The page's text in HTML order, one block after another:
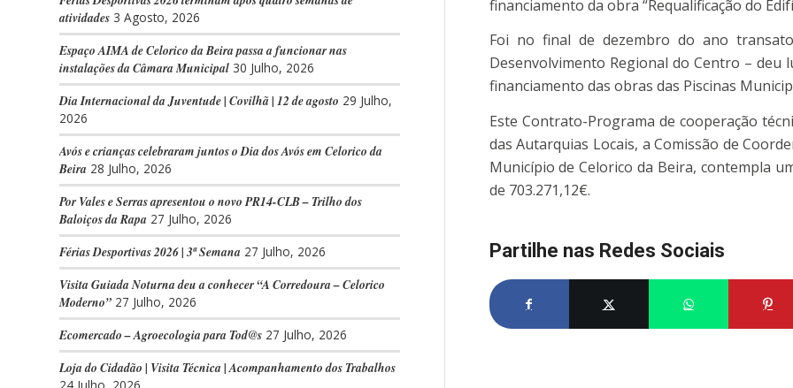
financiamento da obra “Requalificação do
Foi no final de dezembro do ano
Desenvolvimento Regional do Centro –
financiamento das obras das Piscinas
Este Contrato-Programa de cooperação
das Autarquias Locais, a Comissão de
Município de Celorico da Beira, contempla
de 703.271,12€.
Partilhe nas Redes Sociais
Partilhe no FacebookPartilhe no XShare on
atividades 3 Agosto, 2026
Espaço AIMA de Celorico da Beira passa a funcionar nas
instalações da Câmara Municipal 30 Julho, 2026
Dia Internacional da Juventude | Covilhã | 12 de agosto 29 Julho,
2026
Avós e crianças celebraram juntos o Dia dos Avós em Celorico da
Beira 28 Julho, 2026
Por Vales e Serras apresentou o novo PR14-CLB – Trilho dos
Baloiços da Rapa 27 Julho, 2026
Férias Desportivas 2026 | 3ª Semana 27 Julho, 2026
Visita Guiada Noturna deu a conhecer “A Corredoura – Celorico
Moderno” 27 Julho, 2026
Ecomercado – Agroecologia para Tod@s 27 Julho, 2026
Loja do Cidadão | Visita Técnica | Acompanhamento dos Trabalhos